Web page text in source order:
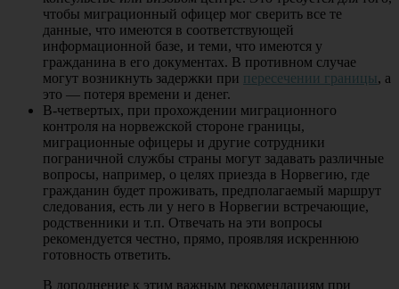
чтобы миграционный офицер мог сверить все те
данные, что имеются в соответствующей
информационной базе, и теми, что имеются у
гражданина в его документах. В противном случае
могут возникнуть задержки при пересечении границы, а
это — потеря времени и денег.
В-четвертых, при прохождении миграционного
контроля на норвежской стороне границы,
миграционные офицеры и другие сотрудники
пограничной службы страны могут задавать различные
вопросы, например, о целях приезда в Норвегию, где
гражданин будет проживать, предполагаемый маршрут
следования, есть ли у него в Норвегии встречающие,
родственники и т.п. Отвечать на эти вопросы
рекомендуется честно, прямо, проявляя искреннюю
готовность ответить.
В дополнение к этим важным рекомендациям при